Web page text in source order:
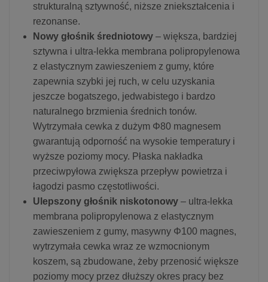
strukturalną sztywność, niższe zniekształcenia i
rezonanse.
Nowy głośnik średniotowy – większa, bardziej
sztywna i ultra-lekka membrana polipropylenowa
z elastycznym zawieszeniem z gumy, które
zapewnia szybki jej ruch, w celu uzyskania
jeszcze bogatszego, jedwabistego i bardzo
naturalnego brzmienia średnich tonów.
Wytrzymała cewka z dużym Φ80 magnesem
gwarantują odporność na wysokie temperatury i
wyższe poziomy mocy. Płaska nakładka
przeciwpyłowa zwiększa przepływ powietrza i
łagodzi pasmo częstotliwości.
Ulepszony głośnik niskotonowy – ultra-lekka
membrana polipropylenowa z elastycznym
zawieszeniem z gumy, masywny Φ100 magnes,
wytrzymała cewka wraz ze wzmocnionym
koszem, są zbudowane, żeby przenosić większe
poziomy mocy przez dłuższy okres pracy bez